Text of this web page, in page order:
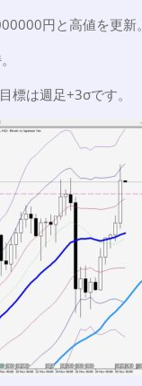
円と高値を更新。
標は週足+3σです。